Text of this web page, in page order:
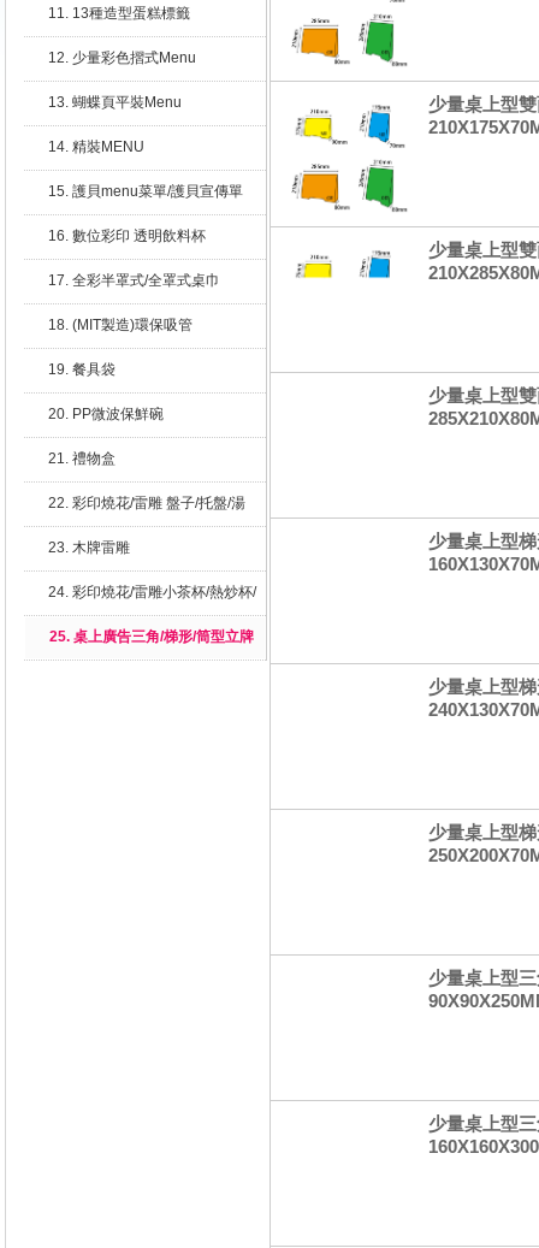
11. 13種造型蛋糕標籤
12. 少量彩色摺式Menu
13. 蝴蝶頁平裝Menu
14. 精裝MENU
15. 護貝menu菜單/護貝宣傳單
16. 數位彩印 透明飲料杯
17. 全彩半罩式/全罩式桌巾
18. (MIT製造)環保吸管
19. 餐具袋
20. PP微波保鮮碗
21. 禮物盒
22. 彩印燒花/雷雕 盤子/托盤/湯
23. 木牌雷雕
24. 彩印燒花/雷雕小茶杯/熱炒杯/
紅酒杯
25. 桌上廣告三角/梯形/筒型立牌
少量桌上型
少量桌上型
少量桌上型
少量桌上型
少量桌上型
少量桌上型
少量桌上型
少量桌上型